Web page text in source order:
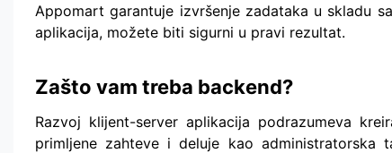
Appomart garantuje izvršenje zadataka u skladu
aplikacija, možete biti sigurni u pravi rezultat.
Zašto vam treba backend?
Razvoj klijent-server aplikacija podrazumeva
primljene zahteve i deluje kao administratorska